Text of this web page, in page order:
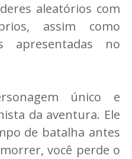
aleatórios com
assim como
apresentadas no
único e
da aventura. Ele
de batalha antes
você perde o